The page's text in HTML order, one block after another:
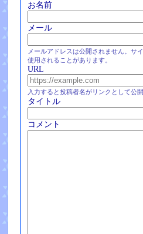
お名前
メール
メールアドレスは公開されません。サ
使用されることがあります。
URL
入力すると投稿者名がリンクとして公開
タイトル
コメント